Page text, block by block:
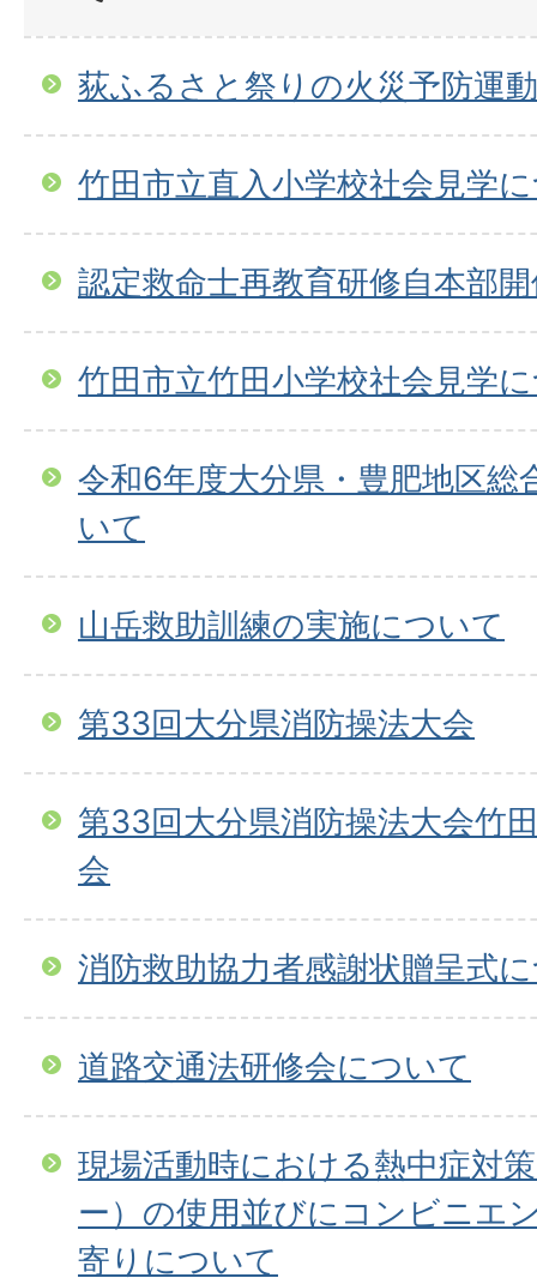
荻ふるさと祭りの火災予防運
竹田市立直入小学校社会見学
認定救命士再教育研修自本部
竹田市立竹田小学校社会見学
令和6年度大分県・豊肥地区総
いて
山岳救助訓練の実施について
第33回大分県消防操法大会
第33回大分県消防操法大会竹
会
消防救助協力者感謝状贈呈式
道路交通法研修会について
現場活動時における熱中症対
ー）の使用並びにコンビニエ
寄りについて